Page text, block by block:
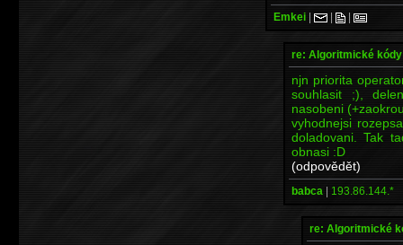
Emkei | | |
re: Algoritmické kódy
njn priorita
souhlasit ;),
nasobeni
vyhodnejsi
doladovani. Tak
obnasi :D
(odpovědět)
babca | 193.86.144.*
re: Algoritmické